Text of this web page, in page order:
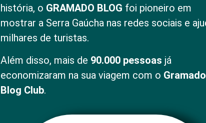
história, o GRAMADO BLOG foi pioneiro em
mostrar a Serra Gaúcha nas redes sociais e
milhares de turistas.
Além disso, mais de 90.000 pessoas já
economizaram na sua viagem com o Gramado
Blog Club.